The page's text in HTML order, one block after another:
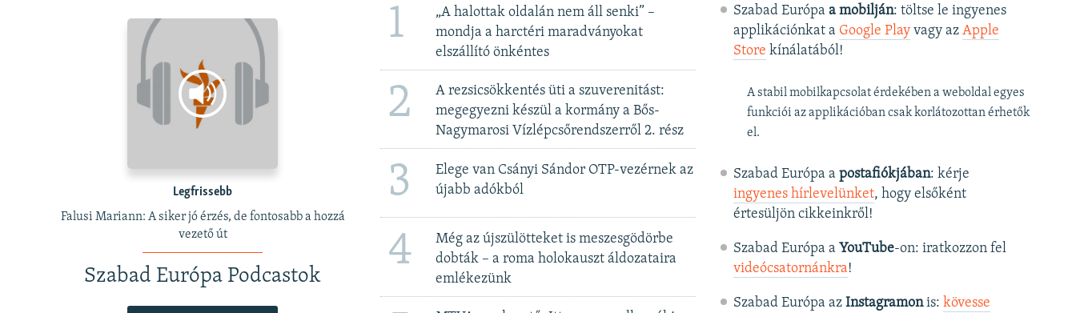
Legfrissebb
Falusi Mariann: A siker jó érzés, de fontosabb a hozzá
vezető út
Szabad Európa Podcastok
1
„A halottak oldalán nem áll senki” –
mondja a harctéri maradványokat
elszállító önkéntes
2
A rezsicsökkentés üti a szuverenitást:
megegyezni készül a kormány a Bős-
Nagymarosi Vízlépcsőrendszerről 2. rész
3
Elege van Csányi Sándor OTP-vezérnek az
újabb adókból
4
Még az újszülötteket is meszesgödörbe
dobták – a roma holokauszt áldozataira
emlékezünk
Szabad Európa a mobilján: töltse le ingyenes
applikációnkat a Google Playvagy az Apple
Store kínálatából!
A stabil mobilkapcsolat érdekében a weboldal egyes
funkciói az applikációban csak korlátozottan érhetők
el.
Szabad Európa a postafiókjában: kérje
ingyenes hírlevelünket, hogy elsőként
értesüljön cikkeinkről!
Szabad Európa a YouTube-on: iratkozzon fel
videócsatornánkra!
Szabad Európa az Instagramonis: kövesse